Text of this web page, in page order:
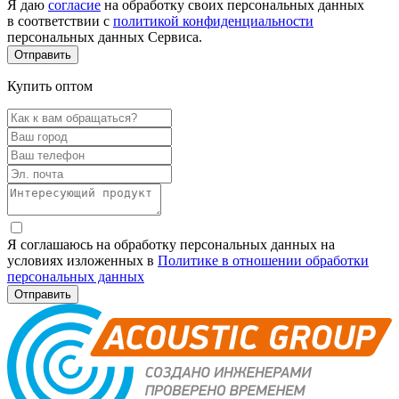
Я даю согласие на обработку своих персональных данных
в соответствии с политикой конфиденциальности
персональных данных Сервиса.
Купить оптом
Я соглашаюсь на обработку персональных данных на
условиях изложенных в Политике в отношении обработки
персональных данных